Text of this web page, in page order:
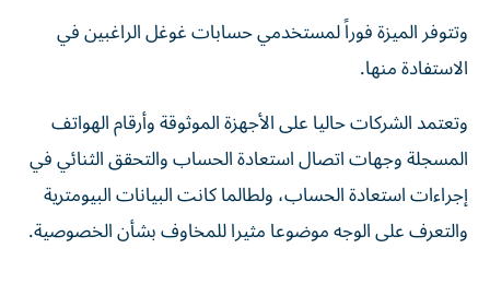
وتتوفر الميزة فوراً لمستخدمي حسابات غوغل الراغبين ‌في
الاستفادة منها.
وتعتمد الشركات حاليا على الأجهزة الموثوقة وأرقام الهواتف
المسجلة وجهات ⁠اتصال استعادة الحساب والتحقق الثنائي في ​
إجراءات استعادة الحساب، ولطالما كانت البيانات البيومترية
والتعرف على الوجه موضوعا مثيرا للمخاوف بشأن الخصوصية.